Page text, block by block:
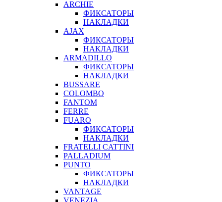
ARCHIE
ФИКСАТОРЫ
НАКЛАДКИ
AJAX
ФИКСАТОРЫ
НАКЛАДКИ
ARMADILLO
ФИКСАТОРЫ
НАКЛАДКИ
BUSSARE
COLOMBO
FANTOM
FERRE
FUARO
ФИКСАТОРЫ
НАКЛАДКИ
FRATELLI CATTINI
PALLADIUM
PUNTO
ФИКСАТОРЫ
НАКЛАДКИ
VANTAGE
VENEZIA